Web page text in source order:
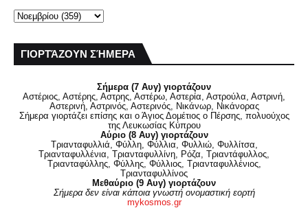
ΓΙΟΡΤΆΖΟΥΝ ΣΉΜΕΡΑ
Σήμερα (7 Αυγ) γιορτάζουν
Αστέριος, Αστέρης, Αστρης, Αστέρω, Αστερία, Αστρούλα, Αστρινή,
Αστερινή, Αστρινός, Αστερινός, Νικάνωρ, Νικάνορας
Σήμερα γιορτάζει επίσης και ο Άγιος Δομέτιος ο Πέρσης, πολυούχος
της Λευκωσίας Κύπρου
Αύριο (8 Αυγ) γιορτάζουν
Τριανταφυλλιά, Φύλλη, Φύλλια, Φυλλιώ, Φυλλίτσα,
Τριανταφυλλένια, Τριανταφυλλίνη, Ρόζα, Τριαντάφυλλος,
Τριανταφύλλης, Φύλλης, Φύλλιος, Τριανταφυλλένιος,
Τριανταφυλλίνος
Μεθαύριο (9 Αυγ) γιορτάζουν
Σήμερα δεν είναι κάποια γνωστή ονομαστική εορτή
mykosmos.gr